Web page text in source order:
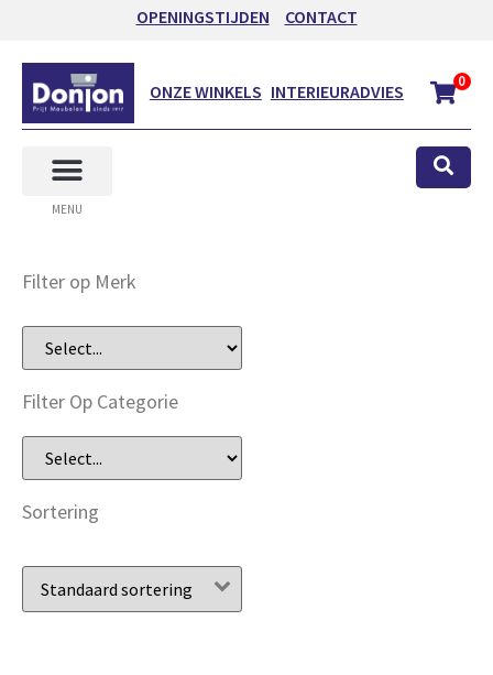
OPENINGSTIJDEN CONTACT
ONZE WINKELS INTERIEURADVIES 0
MENU
Filter op Merk
Filter Op Categorie
Sortering